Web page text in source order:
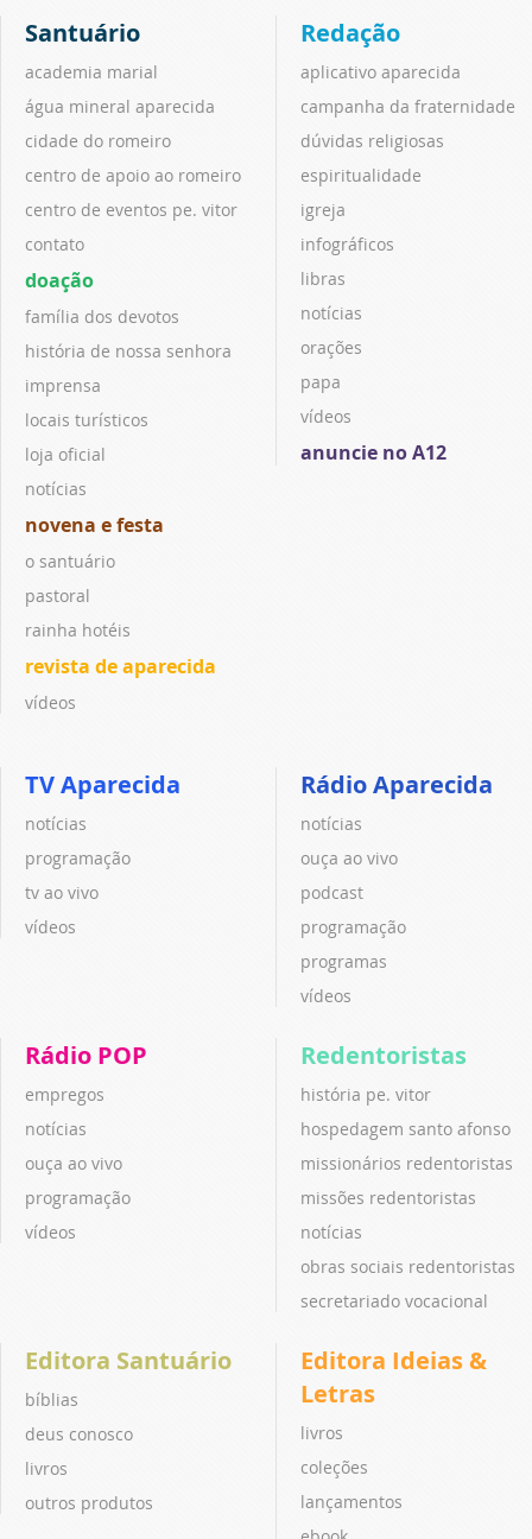
Santuário
academia marial
água mineral aparecida
cidade do romeiro
centro de apoio ao romeiro
centro de eventos pe. vitor
contato
doação
família dos devotos
história de nossa senhora
imprensa
locais turísticos
loja oficial
notícias
novena e festa
o santuário
pastoral
rainha hotéis
revista de aparecida
vídeos
Redação
aplicativo aparecida
campanha da fraternidade
dúvidas religiosas
espiritualidade
igreja
infográficos
libras
notícias
orações
papa
vídeos
anuncie no A12
TV Aparecida
notícias
programação
tv ao vivo
vídeos
Rádio Aparecida
notícias
ouça ao vivo
podcast
programação
programas
vídeos
Rádio POP
empregos
notícias
ouça ao vivo
programação
vídeos
Redentoristas
história pe. vitor
hospedagem santo afonso
missionários redentoristas
missões redentoristas
notícias
obras sociais redentoristas
secretariado vocacional
Editora Santuário
bíblias
deus conosco
livros
outros produtos
Editora Ideias &
Letras
livros
coleções
lançamentos